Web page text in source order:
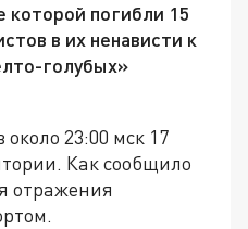
которой погибли 15
в их ненависти к
голубых»
23:00 мск 17
Как сообщило
отражения